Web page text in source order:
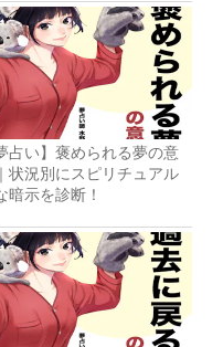
占い】褒められる夢の意
状況別にスピリチュアル
暗示を診断！